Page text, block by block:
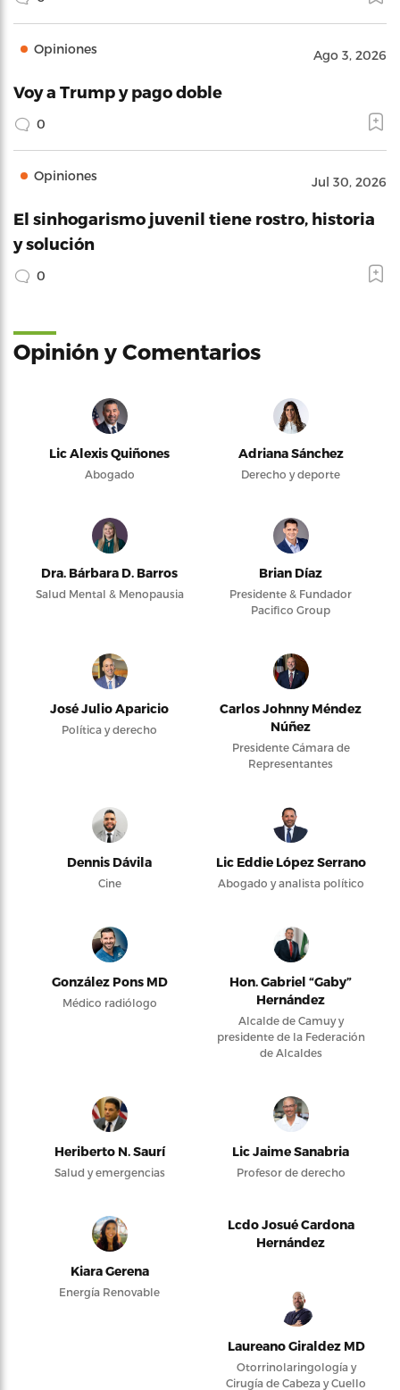
Opiniones Ago 3, 2026
Voy a Trump y pago doble
0
Opiniones Jul 30, 2026
El sinhogarismo juvenil tiene rostro, historia
y solución
0
Opinión y Comentarios
Lic Alexis Quiñones
Abogado
Adriana Sánchez
Derecho y deporte
Dra. Bárbara D. Barros
Salud Mental & Menopausia
Brian Díaz
Presidente & Fundador
Pacifico Group
José Julio Aparicio
Política y derecho
Carlos Johnny Méndez
Núñez
Presidente Cámara de
Representantes
Dennis Dávila
Cine
Lic Eddie López Serrano
Abogado y analista político
González Pons MD
Médico radiólogo
Hon. Gabriel “Gaby”
Hernández
Alcalde de Camuy y
presidente de la Federación
de Alcaldes
Heriberto N. Saurí
Salud y emergencias
Lic Jaime Sanabria
Profesor de derecho
Kiara Gerena
Energía Renovable
Lcdo Josué Cardona
Hernández
Laureano Giraldez MD
Otorrinolaringología y
Cirugía de Cabeza y Cuello